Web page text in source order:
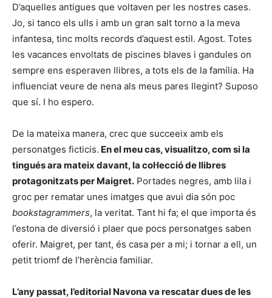
D’aquelles antigues que voltaven per les nostres cases.
Jo, si tanco els ulls i amb un gran salt torno a la meva
infantesa, tinc molts records d’aquest estil. Agost. Totes
les vacances envoltats de piscines blaves i gandules on
sempre ens esperaven llibres, a tots els de la família. Ha
influenciat veure de nena als meus pares llegint? Suposo
que sí. I ho espero.
De la mateixa manera, crec que succeeix amb els
personatges ficticis. En el meu cas, visualitzo, com si la
tingués ara mateix davant, la col·lecció de llibres
protagonitzats per Maigret. Portades negres, amb lila i
groc per rematar unes imatges que avui dia són poc
bookstagrammers, la veritat. Tant hi fa; el que importa és
l’estona de diversió i plaer que pocs personatges saben
oferir. Maigret, per tant, és casa per a mi; i tornar a ell, un
petit triomf de l’herència familiar.
L’any passat, l’editorial Navona va rescatar dues de les